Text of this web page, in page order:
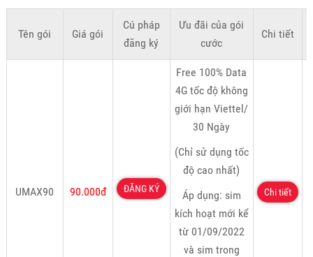
Tên gói Giá gói
Cú pháp
đăng ký
Ưu đãi của gói
cước
Chi tiết
UMAX90 90.000đ ĐĂNG KÝ
Free 100% Data
4G tốc độ không
giới hạn Viettel/
30 Ngày
(Chỉ sử dụng tốc
độ cao nhất)
Áp dụng: sim
kích hoạt mới kể
từ 01/09/2022
và sim trong
Chi tiết